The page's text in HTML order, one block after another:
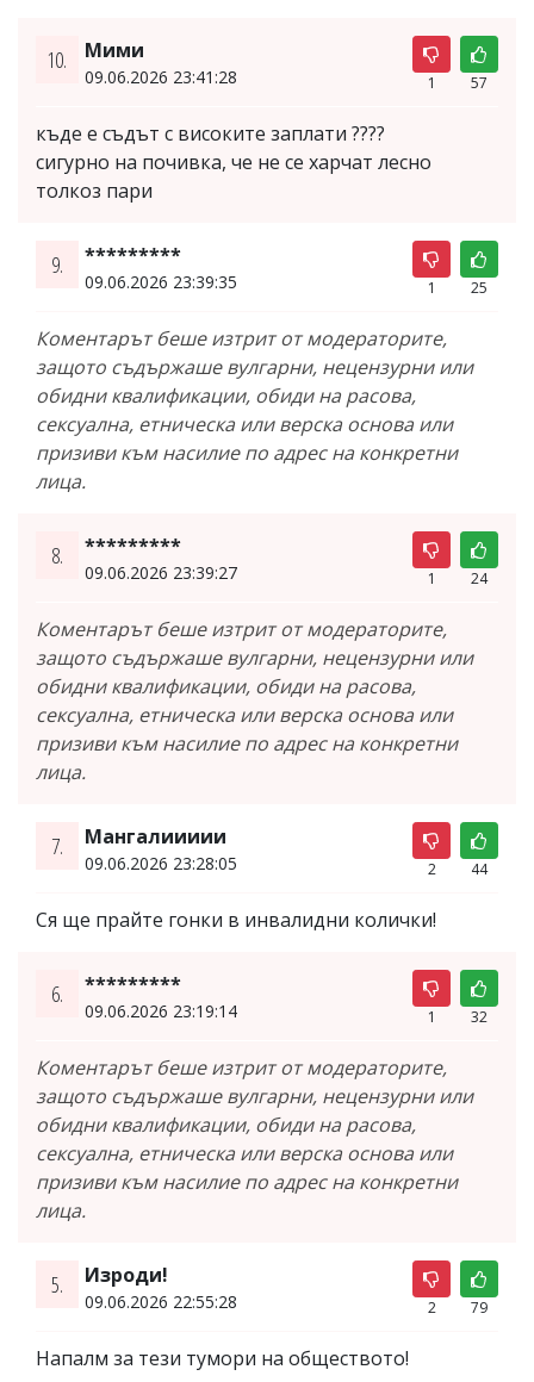
10. Мими
09.06.2026 23:41:28 1 57
къде е съдът с високите заплати ????
сигурно на почивка, че не се харчат лесно
толкоз пари
9. *********
09.06.2026 23:39:35 1 25
Коментарът беше изтрит от модераторите,
защото съдържаше вулгарни, нецензурни или
обидни квалификации, обиди на расова,
сексуална, етническа или верска основа или
призиви към насилие по адрес на конкретни
лица.
8. *********
09.06.2026 23:39:27 1 24
Коментарът беше изтрит от модераторите,
защото съдържаше вулгарни, нецензурни или
обидни квалификации, обиди на расова,
сексуална, етническа или верска основа или
призиви към насилие по адрес на конкретни
лица.
7. Мангалиииии
09.06.2026 23:28:05 2 44
Ся ще прайте гонки в инвалидни колички!
6. *********
09.06.2026 23:19:14 1 32
Коментарът беше изтрит от модераторите,
защото съдържаше вулгарни, нецензурни или
обидни квалификации, обиди на расова,
сексуална, етническа или верска основа или
призиви към насилие по адрес на конкретни
лица.
5. Изроди!
09.06.2026 22:55:28 2 79
Напалм за тези тумори на обществото!